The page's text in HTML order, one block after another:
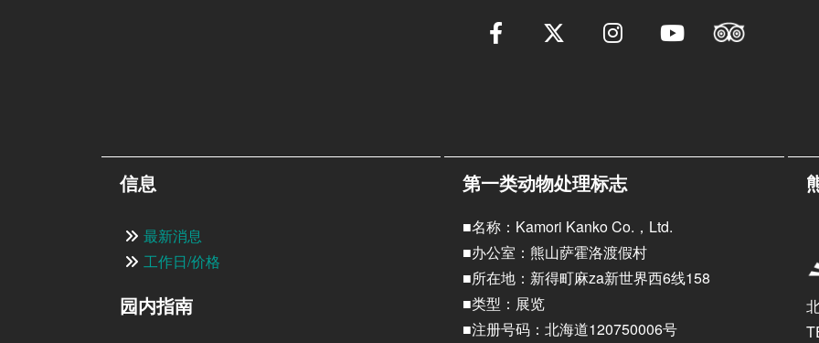
信息
最新消息
工作日/价格
园内指南
第一类动物处理标志
■名称：Kamori Kanko Co.，Ltd.
■办公室：熊山萨霍洛渡假村
■所在地：新得町麻za新世界西6线158
■类型：展览
■注册号码：北海道120750006号